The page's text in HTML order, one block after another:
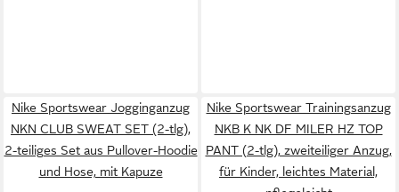
Nike Sportswear Jogginganzug
NKN CLUB SWEAT SET (2-tlg),
2-teiliges Set aus Pullover-Hoodie
und Hose, mit Kapuze
Nike Sportswear Trainingsanzug
NKB K NK DF MILER HZ TOP
PANT (2-tlg), zweiteiliger Anzug,
für Kinder, leichtes Material,